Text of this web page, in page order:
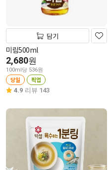
담기
미림500ml
2,680원
100ml당 536원
당일 픽업
4.9 리뷰 143